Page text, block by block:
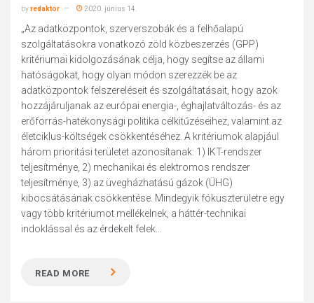
byredaktor 2020. június 14.
„Az adatközpontok, szerverszobák és a felhőalapú
szolgáltatásokra vonatkozó zöld közbeszerzés (GPP)
kritériumai kidolgozásának célja, hogy segítse az állami
hatóságokat, hogy olyan módon szerezzék be az
adatközpontok felszereléseit és szolgáltatásait, hogy azok
hozzájáruljanak az európai energia-, éghajlatváltozás- és az
erőforrás-hatékonysági politika célkitűzéseihez, valamint az
életciklus-költségek csökkentéséhez. A kritériumok alapjául
három prioritási területet azonosítanak: 1) IKT-rendszer
teljesítménye, 2) mechanikai és elektromos rendszer
teljesítménye, 3) az üvegházhatású gázok (ÜHG)
kibocsátásának csökkentése. Mindegyik fókuszterületre egy
vagy több kritériumot mellékelnek, a háttér-technikai
indoklással és az érdekelt felek...
READ MORE